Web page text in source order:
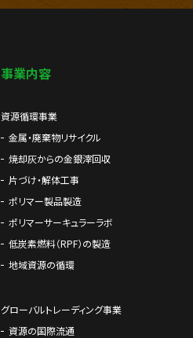
事業内容
資源循環事業
金属・廃棄物リサイクル
焼却灰からの金銀滓回収
片づけ・解体工事
ポリマー製品製造
ポリマーサーキュラーラボ
低炭素燃料（RPF）の製造
地域資源の循環
グローバルトレーディング事業
資源の国際流通